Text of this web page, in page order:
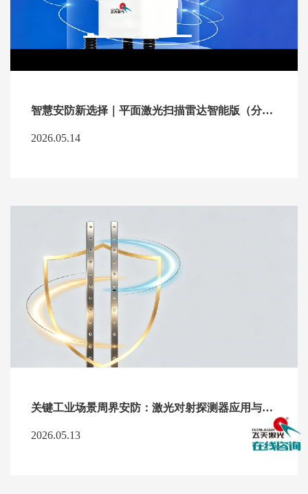
智慧安防新选择｜平面激光扫描雷达智能版（分体式），为周界安全筑牢可靠防
2026.05.14
关键工业场景周界安防：激光对射探测器应用与优势解析
2026.05.13